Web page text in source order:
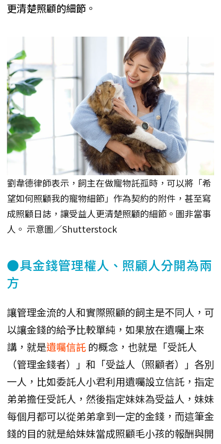
更清楚照顧的細節 。
劉韋德律師表示，飼主在做寵物託孤時，可以將「希
望如何照顧我的寵物細節」作為契約的附件，甚至寫
成照顧日誌，讓受益人更清楚照顧的細節。圖非當事
人。 示意圖／Shutterstock
●具金錢管理權人、照顧人分開為兩
方
讓管理金流的人和實際照顧的飼主是不同人，可
以讓金錢的給予比較單純，如果放在遺囑上來
講，就是遺囑信託 的概念，也就是「受託人
（管理金錢者）」和「受益人（照顧者）」各別
一人，比如委託人小君利用遺囑設立信託，指定
弟弟擔任受託人，然後指定妹妹為受益人，妹妹
每個月都可以從弟弟拿到一定的金錢，而這筆金
錢的目的就是給妹妹當成照顧毛小孩的報酬與開